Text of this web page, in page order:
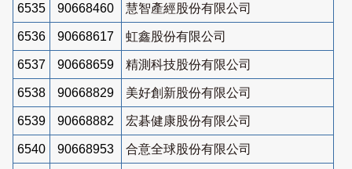
6535 90668460 慧智產經股份有限公司
6536 90668617 虹鑫股份有限公司
6537 90668659 精測科技股份有限公司
6538 90668829 美好創新股份有限公司
6539 90668882 宏碁健康股份有限公司
6540 90668953 合意全球股份有限公司